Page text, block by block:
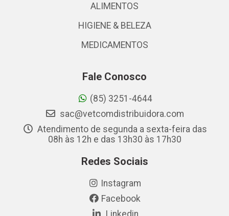
ALIMENTOS
HIGIENE & BELEZA
MEDICAMENTOS
Fale Conosco
(85) 3251-4644
sac@vetcomdistribuidora.com
Atendimento de segunda a sexta-feira das
08h às 12h e das 13h30 às 17h30
Redes Sociais
Instagram
Facebook
Linkedin